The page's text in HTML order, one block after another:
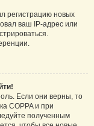
регистрацию новых
ваш IP-адрес или
Если они верны, то
COPPA и при
полученным